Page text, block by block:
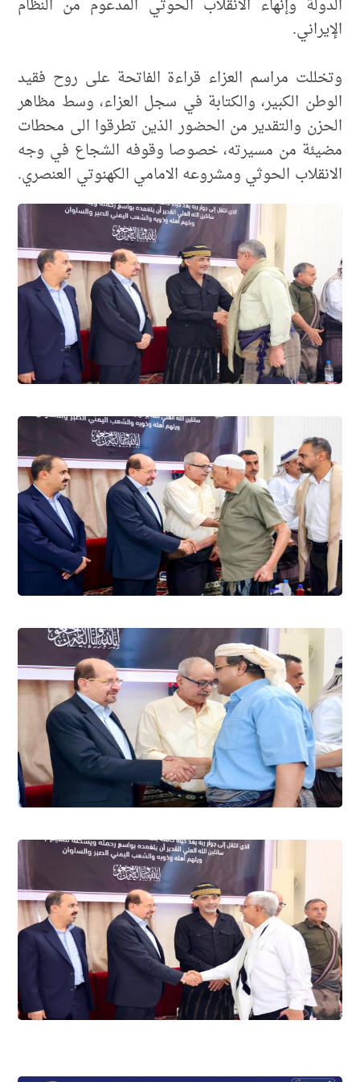
الدولة وإنهاء الانقلاب الحوثي المدعوم من النظام
الإيراني.
وتخللت مراسم العزاء قراءة الفاتحة على روح فقيد
الوطن الكبير، والكتابة في سجل العزاء، وسط مظاهر
الحزن والتقدير من الحضور الذين تطرقوا الى محطات
مضيئة من مسيرته، خصوصا وقوفه الشجاع في وجه
الانقلاب الحوثي ومشروعه الامامي الكهنوتي العنصري.